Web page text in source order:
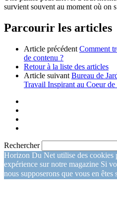
survient souvent au moment où on
Parcourir les articles
Article précédent Comment
de contenu ?
Retour à la liste des articles
Article suivant Bureau de
Travail Inspirant au Coeur
Rechercher
Horizon Du Net utilise des cookies
expérience sur notre magazine Si
nous supposerons que vous en êtes